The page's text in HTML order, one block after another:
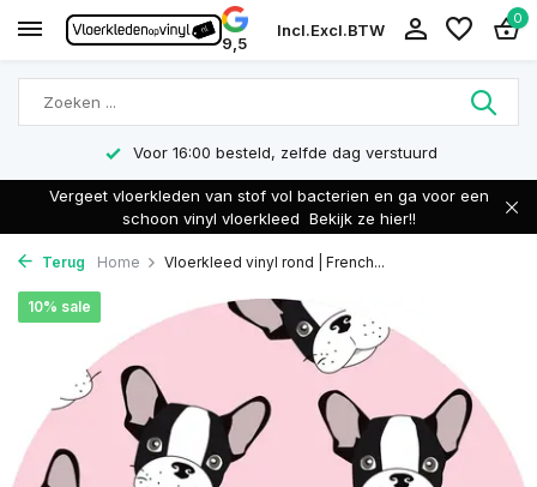
9,5
Incl.Excl.BTW
0
Voor 16:00 besteld, zelfde dag verstuurd
Vergeet vloerkleden van stof vol bacterien en ga voor een
schoon vinyl vloerkleed Bekijk ze hier!!
Terug Home Vloerkleed vinyl rond | French...
10% sale